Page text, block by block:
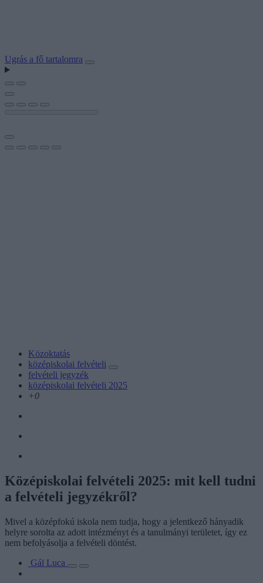
Ugrás a fő tartalomra
Közoktatás
középiskolai felvételi
felvételi jegyzék
középiskolai felvételi 2025
+0
Középiskolai felvételi 2025: mit kell tudni
a felvételi jegyzékről?
Mivel a középfokú iskola nem tudja, hogy a jelentkező hányadik
helyre sorolta az adott intézményt és a tanulmányi területet, így ez
nem befolyásolja a felvételi döntést.
Gál Luca